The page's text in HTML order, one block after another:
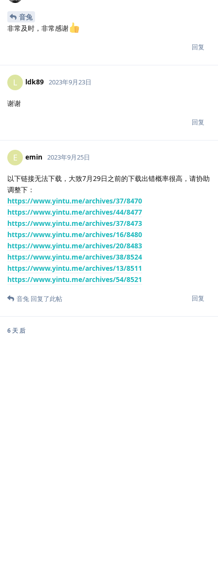
音兔
非常及时，非常感谢
回复
L ldk89 2023年9月23日
谢谢
回复
E emin 2023年9月25日
以下链接无法下载，大致7月29日之前的下载出错概率很高，请协助
调整下：
https://www.yintu.me/archives/37/8470
https://www.yintu.me/archives/44/8477
https://www.yintu.me/archives/37/8473
https://www.yintu.me/archives/16/8480
https://www.yintu.me/archives/20/8483
https://www.yintu.me/archives/38/8524
https://www.yintu.me/archives/13/8511
https://www.yintu.me/archives/54/8521
回复
音兔 回复了此帖
6 天 后